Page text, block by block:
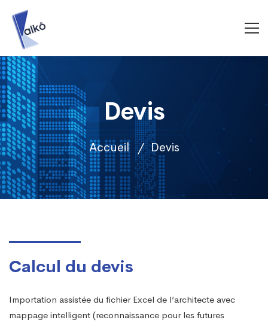
Devis
Accueil Devis
Devis
Calcul du devis
Importation assistée du fichier Excel de l’architecte avec
mappage intelligent (reconnaissance pour les futures